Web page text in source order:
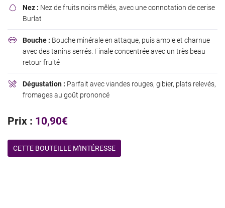
 Nez : Nez de fruits noirs mêlés, avec une connotation de cerise
Burlat
 Bouche : Bouche minérale en attaque, puis ample et charnue
avec des tanins serrés. Finale concentrée avec un très beau
retour fruité
 Dégustation : Parfait avec viandes rouges, gibier, plats relevés,
fromages au goût prononcé
Prix : 10,90€
CETTE BOUTEILLE M'INTÉRESSE